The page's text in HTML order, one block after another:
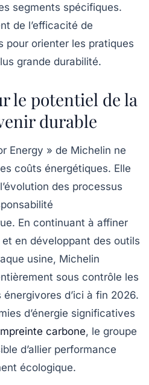
segments spécifiques.
de l’efficacité de
pour orienter les pratiques
grande durabilité.
le potentiel de la
durable
Energy » de Michelin ne
coûts énergétiques. Elle
des processus
En continuant à affiner
en développant des outils
usine, Michelin
sous contrôle les
d’ici à fin 2026.
d’énergie significatives
carbone, le groupe
d’allier performance
écologique.